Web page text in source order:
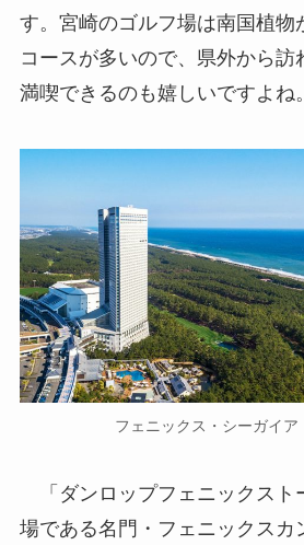
す。宮崎のゴルフ場は南国植物
コースが多いので、県外から訪
満喫できるのも嬉しいですよね。
フェニックス・シーガイア
「ダンロップフェニックスト
場である名門・フェニックスカ